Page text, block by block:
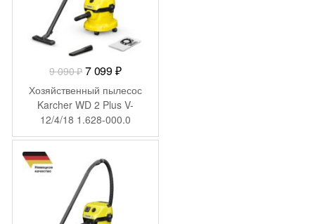
9 090₽ Первоначальная
цена
составляла
9
090 ₽.
7 099₽Текущая
цена:
7
099 ₽.
Хозяйственный пылесос
Karcher WD 2 Plus V-
12/4/18 1.628-000.0